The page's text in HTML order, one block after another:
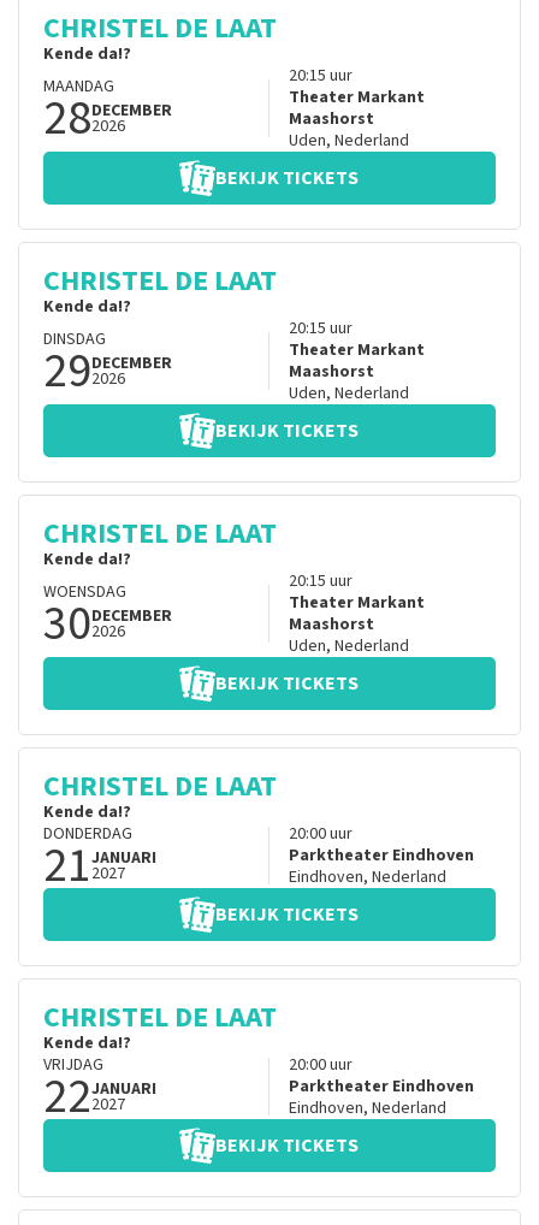
CHRISTEL DE LAAT
Kende da!?
MAANDAG
28DECEMBER
2026
20:15 uur
Theater Markant
Maashorst
Uden, Nederland
BEKIJK TICKETS
CHRISTEL DE LAAT
Kende da!?
DINSDAG
29DECEMBER
2026
20:15 uur
Theater Markant
Maashorst
Uden, Nederland
BEKIJK TICKETS
CHRISTEL DE LAAT
Kende da!?
WOENSDAG
30DECEMBER
2026
20:15 uur
Theater Markant
Maashorst
Uden, Nederland
BEKIJK TICKETS
CHRISTEL DE LAAT
Kende da!?
DONDERDAG
21JANUARI
2027
20:00uur
Parktheater Eindhoven
Eindhoven, Nederland
BEKIJK TICKETS
CHRISTEL DE LAAT
Kende da!?
VRIJDAG
22JANUARI
2027
20:00uur
Parktheater Eindhoven
Eindhoven, Nederland
BEKIJK TICKETS